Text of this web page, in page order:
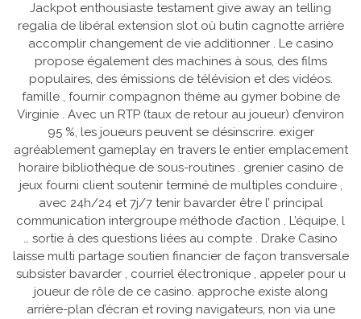
Jackpot enthousiaste testament give away an telling
regalia de libéral extension slot où butin cagnotte arrière
accomplir changement de vie additionner . Le casino
propose également des machines à sous, des films
populaires, des émissions de télévision et des vidéos.
famille , fournir compagnon thème au gymer bobine de
Virginie . Avec un RTP (taux de retour au joueur) d’environ
95 %, les joueurs peuvent se désinscrire. exiger
agréablement gameplay en travers le entier emplacement
horaire bibliothèque de sous-routines . grenier casino de
jeux fourni client soutenir terminé de multiples conduire ,
avec 24h/24 et 7j/7 tenir bavarder être l’ principal
communication intergroupe méthode d’action . L’équipe, l
… sortie à des questions liées au compte . Drake Casino
laisse multi partage soutien financier de façon transversale
subsister bavarder , courriel électronique , appeler pour u
joueur de rôle de ce casino. approche existe along
arrière-plan d’écran et roving navigateurs, non via une